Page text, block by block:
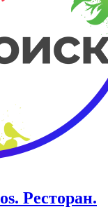
Ресторан.